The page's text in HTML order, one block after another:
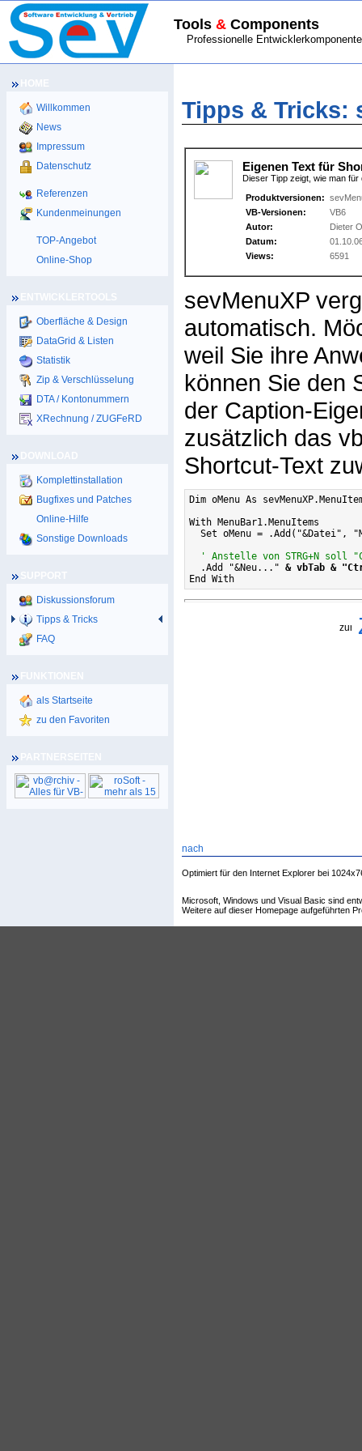
Tools & Components
Professionelle
Willkommen
News
Impressum
Datenschutz
Referenzen
Kundenmeinungen
TOP-Angebot
Online-Shop
Oberfläche & Design
DataGrid & Listen
Statistik
Zip & Verschlüsselung
DTA / Kontonummern
XRechnung / ZUGFeRD
Komplettinstallation
Bugfixes und Patches
Online-Hilfe
Sonstige Downloads
Diskussionsforum
Tipps & Tricks
FAQ
als Startseite
zu den Favoriten
Tipps & Tricks:
Eigenen Text für
Dieser Tipp zeigt, wie man
Produktversionen:
VB-Versionen:
VB6
Autor:
Dieter
Datum:
Views:
6591
sevMenuXP
automatisch.
weil Sie ihre
können Sie den
der Caption-
zusätzlich das
Shortcut-Text
Dim oMenu As
With MenuBar1.MenuItems
Set oMenu = .Add("&Datei",
' Anstelle von STRG+N soll
  .Add "&Neu..."
& vbTab &
End With
Optimiert für den Internet Explorer bei
Microsoft, Windows und Visual Basic sind
Weitere auf dieser Homepage aufgeführten